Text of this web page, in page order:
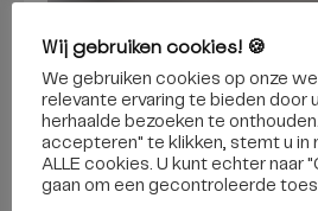
Wij gebruiken cookies! 🍪
We gebruiken cookies op onze
relevante ervaring te bieden door
herhaalde bezoeken te
accepteren" te klikken, stemt u in
ALLE cookies. U kunt echter naar
gaan om een ​​gecontroleerde